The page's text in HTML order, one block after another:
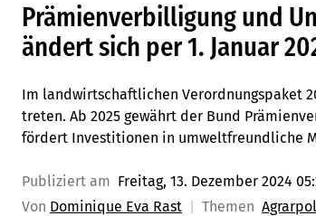
Prämienverbilligung und
ändert sich per 1. Januar
Im landwirtschaftlichen Verordnungspaket
treten. Ab 2025 gewährt der Bund
fördert Investitionen in umweltfreundliche
Publiziert am Freitag, 13. Dezember 2024
Von Dominique Eva Rast Themen